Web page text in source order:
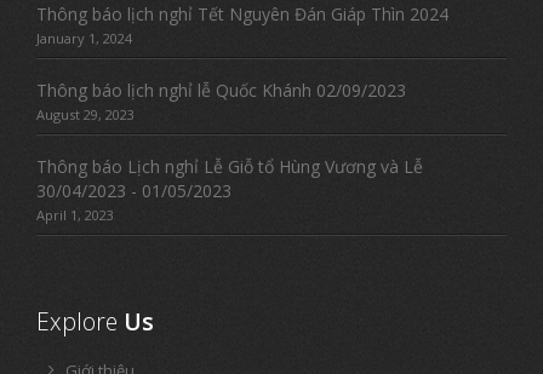
Thông báo lịch nghỉ Tết Nguyên Đán Giáp Thìn 2024
January 1, 2024
Thông báo lịch nghỉ lễ Quốc Khánh 02/09/2023
August 29, 2023
Thông báo Lịch nghỉ Lễ Giỗ tổ Hùng Vương và Lễ
30/04/2023 - 01/05/2023
April 1, 2023
Explore Us